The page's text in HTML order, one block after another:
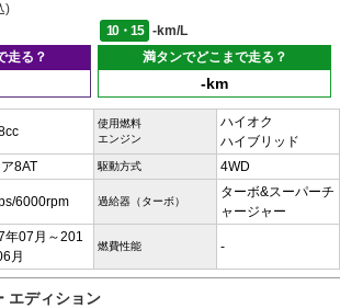
)
10・15
-km/L
走る？
満タンでどこまで走る？
-km
使用燃料
エンジン
ハイオク
ハイブリッド
8AT 駆動方式 4WD
6000rpm 過給器（ターボ）
ターボ&スーパーチ
ャージャー
年07月～201
月
燃費性能 -
エディション